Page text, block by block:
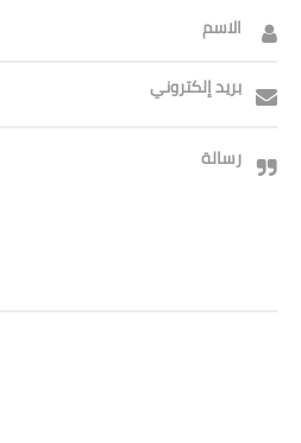
الاسم
بريد إلكتروني
رسالة